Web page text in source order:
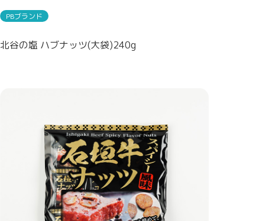
PBブランド
北谷の塩 ハブナッツ(大袋)240g